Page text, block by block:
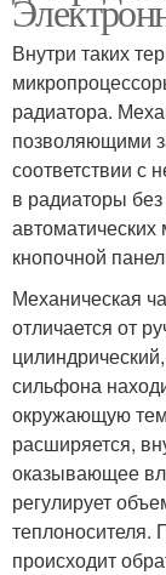
Внутри таких
радиатора.
позволяющими
соответствии с
в радиаторы
кнопочной
Механическая
отличается от
сильфона
окружающую
расширяется,
оказывающее
регулирует
теплоносителя.
происходит